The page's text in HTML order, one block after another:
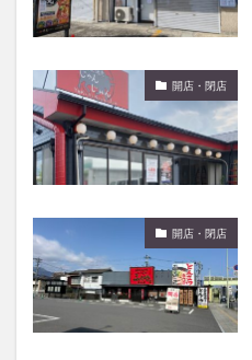
開店・閉店
開店・閉店